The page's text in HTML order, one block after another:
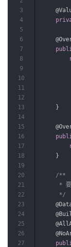
}
}
/**
* 要
     */
3
4
5
6
7
8
9
10
11
12
13
14
15
16
17
18
19
20
21
22
23
24
25
26
27